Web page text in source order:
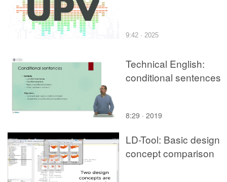
9:42 · 2025
Technical English:
conditional sentences
8:29 · 2019
LD-Tool: Basic design
concept comparison